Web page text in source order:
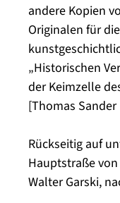
andere Kopien
Originalen für
„Historischen
der Keimzelle
[Thomas Sander
Rückseitig auf
Hauptstraße
Walter Garski,